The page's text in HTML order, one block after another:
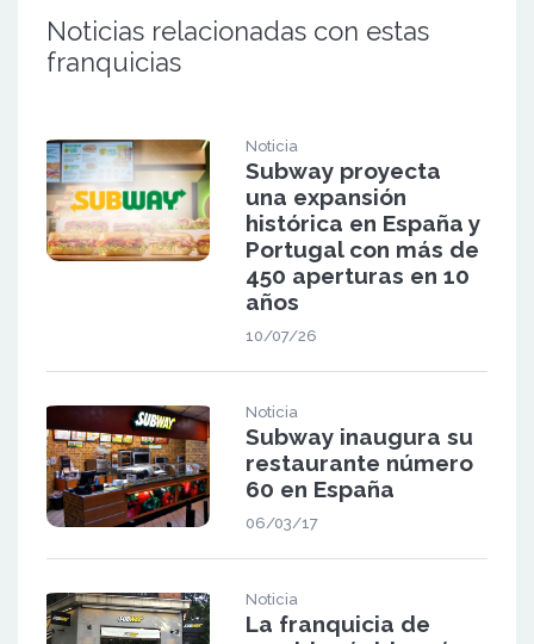
Noticias relacionadas con estas
franquicias
Noticia
Subway proyecta
una expansión
histórica en España y
Portugal con más de
450 aperturas en 10
años
10/07/26
Noticia
Subway inaugura su
restaurante número
60 en España
06/03/17
Noticia
La franquicia de